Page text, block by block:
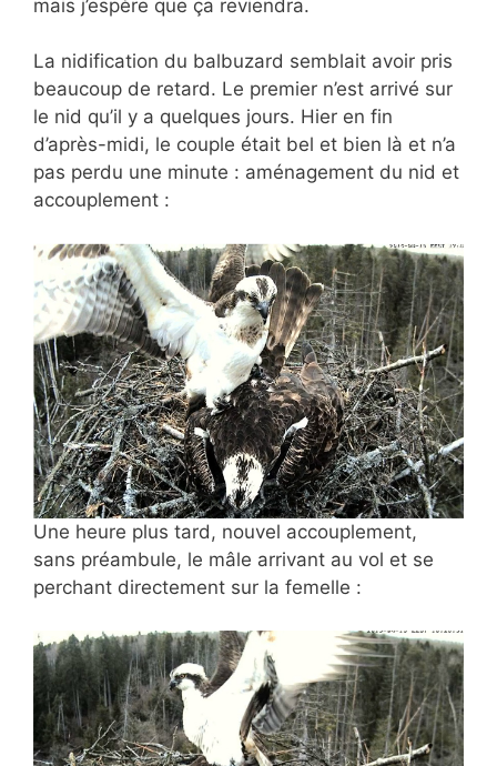
mais j’espère que ça reviendra.
La nidification du balbuzard semblait avoir pris
beaucoup de retard. Le premier n’est arrivé sur
le nid qu’il y a quelques jours. Hier en fin
d’après-midi, le couple était bel et bien là et n’a
pas perdu une minute : aménagement du nid et
accouplement :
Une heure plus tard, nouvel accouplement,
sans préambule, le mâle arrivant au vol et se
perchant directement sur la femelle :